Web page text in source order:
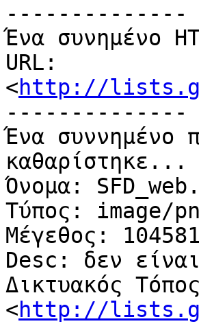
--------------
Ένα συνημένο
URL:
<http://
--------------
Ένα συννημένο
καθαρίστηκε...
Όνομα:
Τύπος: image/
Μέγεθος:
Desc: δεν
Δικτυακός
<http://